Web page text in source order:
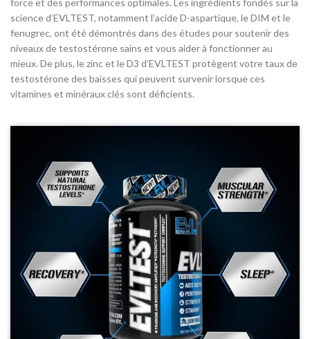
force et des performances optimales. Les ingrédients fondés sur la
science d’EVLTEST, notamment l’acide D-aspartique, le DIM et le
fenugrec, ont été démontrés dans des études pour soutenir des
niveaux de testostérone sains et vous aider à fonctionner au
mieux. De plus, le zinc et le D3 d’EVLTEST protègent votre taux de
testostérone des baisses qui peuvent survenir lorsque ces
vitamines et minéraux clés sont déficients.